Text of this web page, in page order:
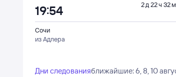
Сочи
из Адлера
19:54 2 д 22 ч 32
Дни следованияближайшие: 6, 8, 10